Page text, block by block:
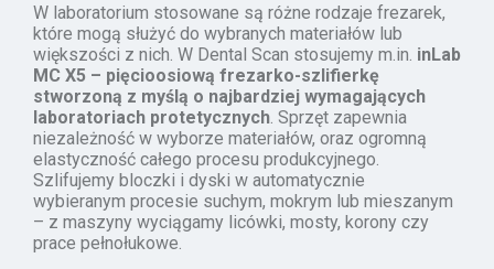
W laboratorium stosowane są różne rodzaje frezarek,
które mogą służyć do wybranych materiałów lub
większości z nich. W Dental Scan stosujemy m.in. inLab
MC X5 – pięcioosiową frezarko-szlifierkę
stworzoną z myślą o najbardziej wymagających
laboratoriach protetycznych. Sprzęt zapewnia
niezależność w wyborze materiałów, oraz ogromną
elastyczność całego procesu produkcyjnego.
Szlifujemy bloczki i dyski w automatycznie
wybieranym procesie suchym, mokrym lub mieszanym
– z maszyny wyciągamy licówki, mosty, korony czy
prace pełnołukowe.